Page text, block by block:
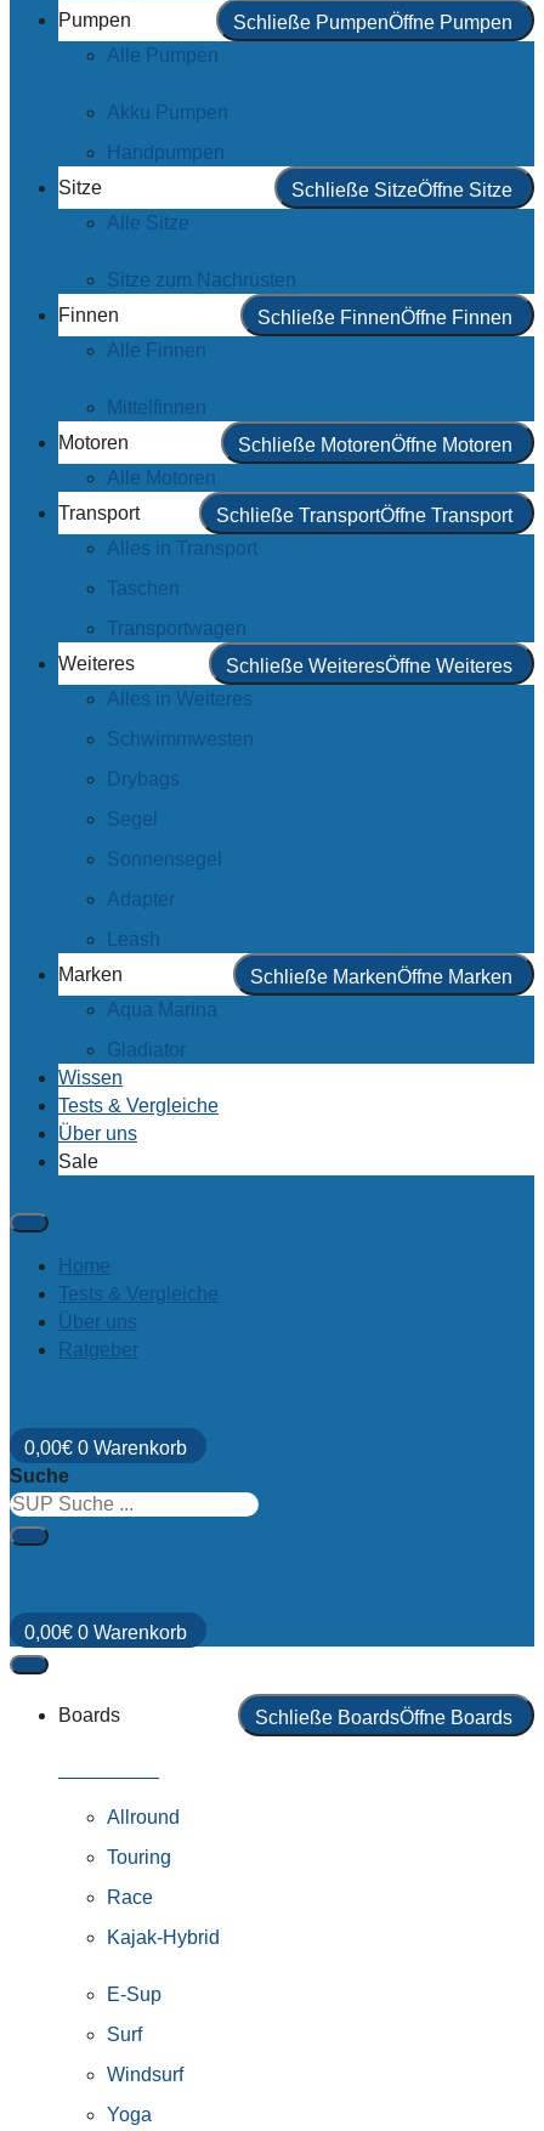
Pumpen
Schließe PumpenÖffne Pumpen
Alle Pumpen
Akku Pumpen
Handpumpen
Sitze
Schließe SitzeÖffne Sitze
Alle Sitze
Sitze zum Nachrüsten
Finnen
Schließe FinnenÖffne Finnen
Alle Finnen
Mittelfinnen
Motoren
Schließe MotorenÖffne Motoren
Alle Motoren
Transport
Schließe TransportÖffne Transport
Alles in Transport
Taschen
Transportwagen
Weiteres
Schließe WeiteresÖffne Weiteres
Alles in Weiteres
Schwimmwesten
Drybags
Segel
Sonnensegel
Adapter
Leash
Marken
Schließe MarkenÖffne Marken
Aqua Marina
Gladiator
Wissen
Tests & Vergleiche
Über uns
Sale
Home
Tests & Vergleiche
Über uns
Ratgeber
0,00€ 0 Warenkorb
Suche
0,00€ 0 Warenkorb
Boards Schließe BoardsÖffne Boards
Allround
Touring
Race
Kajak-Hybrid
E-Sup
Surf
Windsurf
Yoga